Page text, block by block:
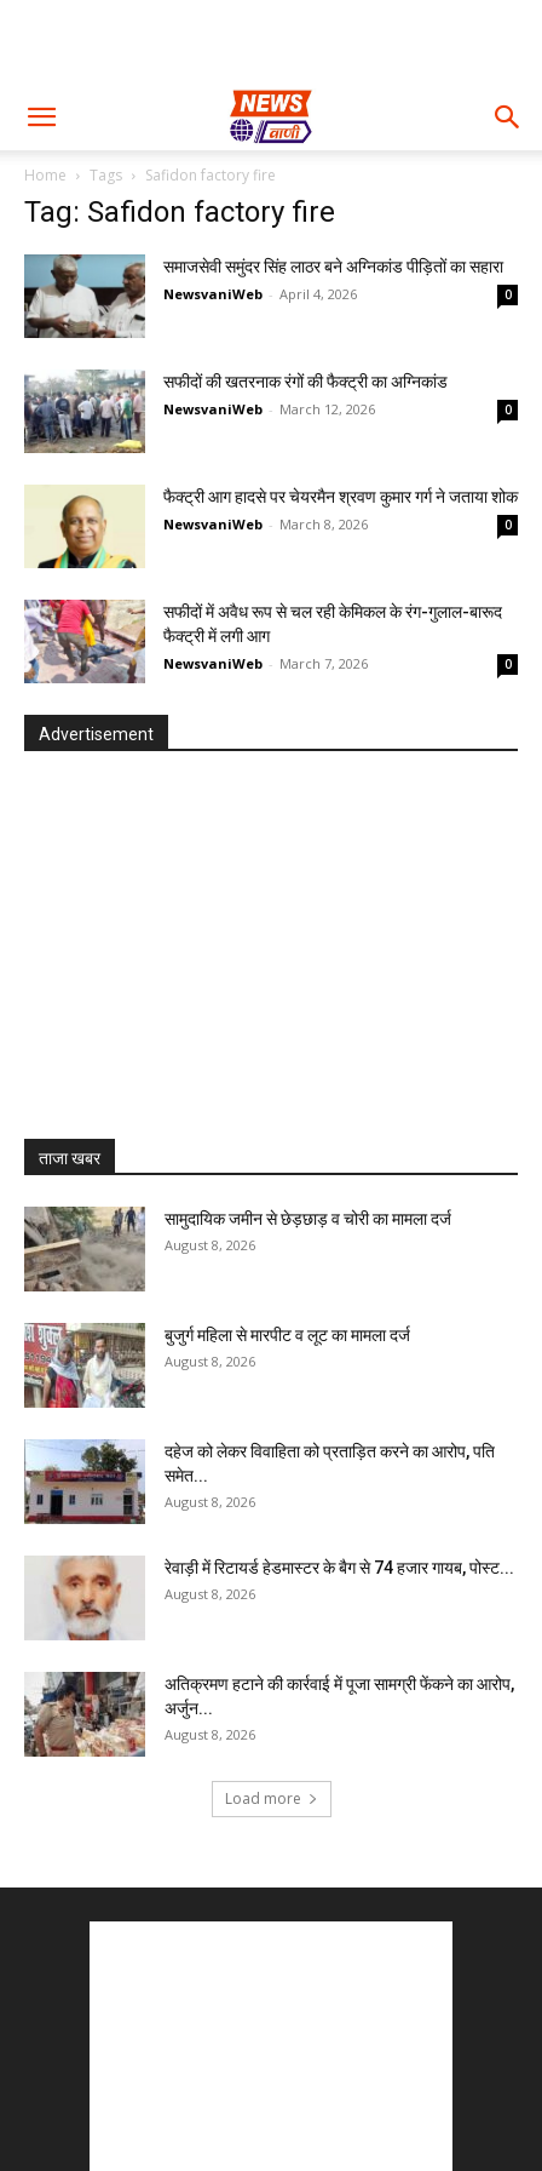
Home Tags Safidon factory fire
Tag: Safidon factory fire
समाजसेवी समुंदर सिंह लाठर बने अग्निकांड पीड़ितों का सहारा
NewsvaniWeb - April 4, 2026 0
सफीदों की खतरनाक रंगों की फैक्ट्री का अग्निकांड
NewsvaniWeb - March 12, 2026 0
फैक्ट्री आग हादसे पर चेयरमैन श्रवण कुमार गर्ग ने जताया शोक
NewsvaniWeb - March 8, 2026 0
सफीदों में अवैध रूप से चल रही केमिकल के रंग-गुलाल-बारूद
फैक्ट्री में लगी आग
NewsvaniWeb - March 7, 2026 0
Advertisement
ताजा खबर
सामुदायिक जमीन से छेड़छाड़ व चोरी का मामला दर्ज
August 8, 2026
बुजुर्ग महिला से मारपीट व लूट का मामला दर्ज
August 8, 2026
दहेज को लेकर विवाहिता को प्रताड़ित करने का आरोप, पति
समेत...
August 8, 2026
रेवाड़ी में रिटायर्ड हेडमास्टर के बैग से ₹74 हजार गायब, पोस्ट...
August 8, 2026
अतिक्रमण हटाने की कार्रवाई में पूजा सामग्री फेंकने का आरोप,
अर्जुन...
August 8, 2026
Load more